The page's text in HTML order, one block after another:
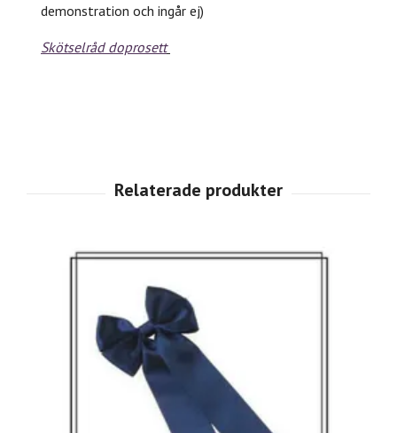
demonstration och ingår ej)
Skötselråd doprosett